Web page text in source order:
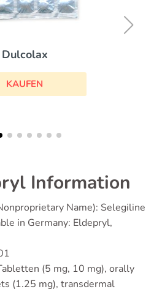
Dulcolax
KAUFEN
Information
Name): Selegiline
in Germany: Eldepryl,
(5 mg, 10 mg), orally
(1.25 mg), transdermal